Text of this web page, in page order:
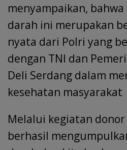
menyampaikan,
darah ini merupakan
nyata dari Polri yang
dengan TNI dan
Deli Serdang dalam
kesehatan masyarakat
Melalui kegiatan
berhasil